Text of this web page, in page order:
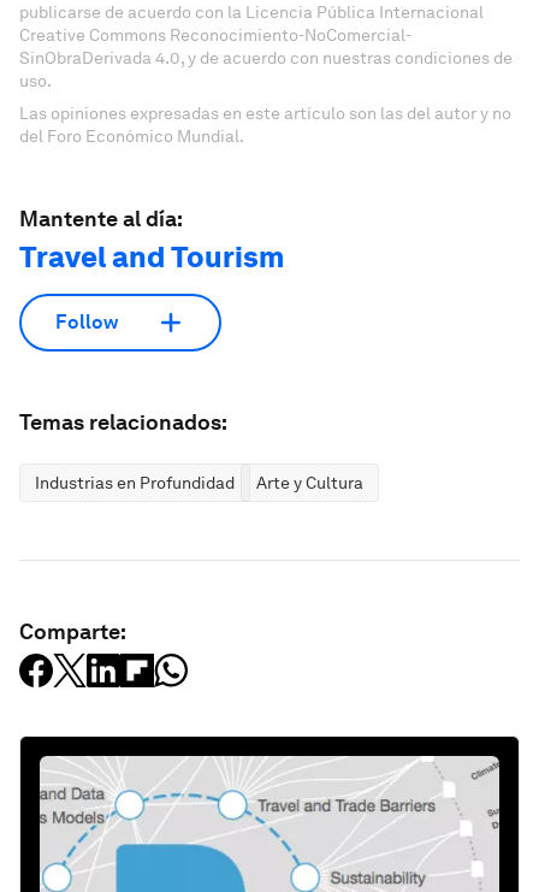
publicarse de acuerdo con la Licencia Pública Internacional
Creative Commons Reconocimiento-NoComercial-
SinObraDerivada 4.0, y de acuerdo con nuestras condiciones de
uso.
Las opiniones expresadas en este artículo son las del autor y no
del Foro Económico Mundial.
Mantente al día:
Travel and Tourism
Follow
Temas relacionados:
Industrias en Profundidad Arte y Cultura
Comparte: